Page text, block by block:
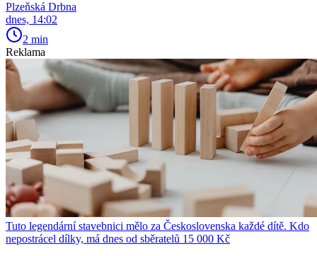
Plzeňská Drbna
dnes, 14:02
2 min
Reklama
Tuto legendární stavebnici mělo za Československa každé dítě. Kdo
nepostrácel dílky, má dnes od sběratelů 15 000 Kč